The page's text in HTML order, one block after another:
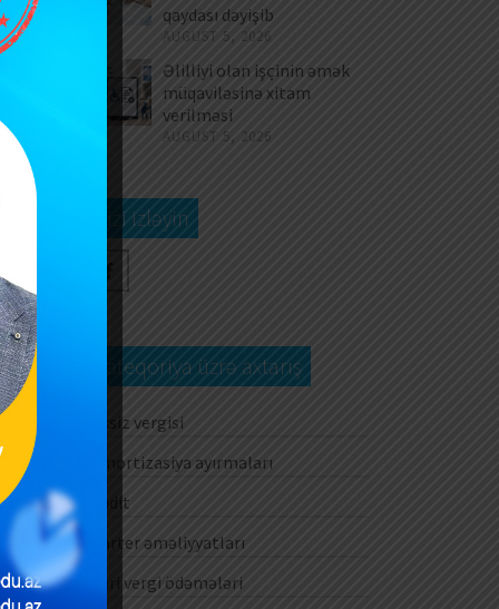
qaydası dəyişib
AUGUST 5, 2026
Əlilliyi olan işçinin əmək
müqaviləsinə xitam
verilməsi
AUGUST 5, 2026
Bizi izləyin
Kateqoriya üzrə axtarış
Aksiz vergisi
Amortizasiya ayırmaları
Audit
Barter əməliyyatları
Cari vergi ödəmələri